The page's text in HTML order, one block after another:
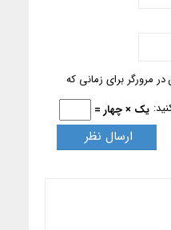
مرورگر برای زمانی که
یک × چهار =